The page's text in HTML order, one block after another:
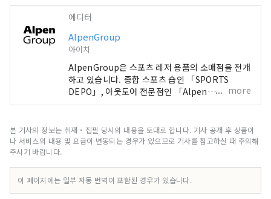
에디터
AlpenGroup
아이치
AlpenGroup은 스포츠 레저 용품의 소매점을 전개
하고 있습니다. 종합 스포츠 숍인 「SPORTS
DEPO」, 아웃도어 전문점인 「Alpen
Outdoors」, 골프 전문점인 「GOLF5」를 전국
패션성이 높은 의류나 슈즈를 풍부하게 갖추고, 스
포츠를 하는 모든 손님에게 만족하실 수 있는 구색
more
본 기사의 정보는 취재・집필 당시의 내용을 토대로 합니다. 기사 공개 후 상품이
나 서비스의 내용 및 요금이 변동되는 경우가 있으므로 기사를 참고하실 때 주의해
주시기 바랍니다.
이 페이지에는 일부 자동 번역이 포함된 경우가 있습니다.